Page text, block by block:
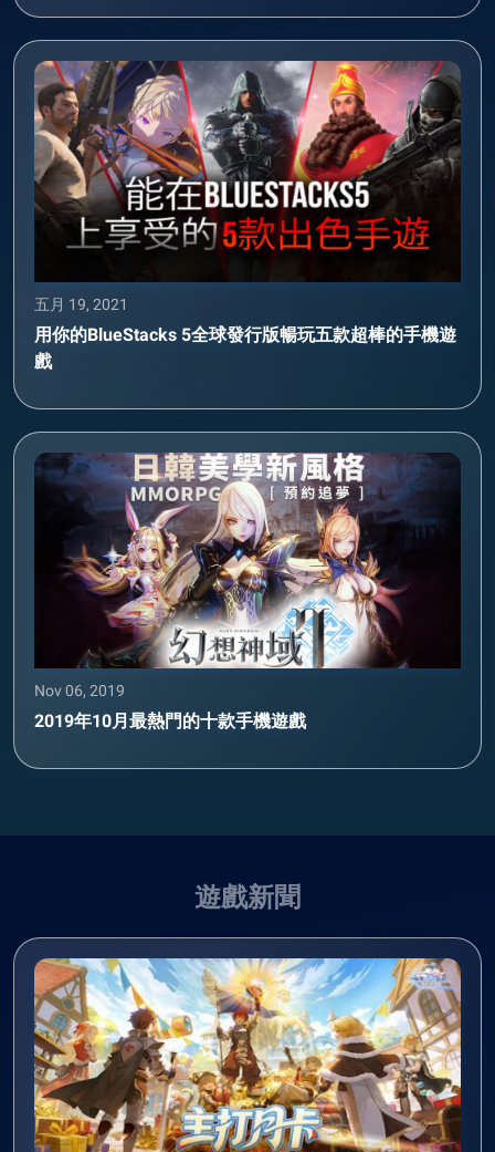
五月 19, 2021
用你的BlueStacks 5全球發行版暢玩五款超棒的手機遊
戲
Nov 06, 2019
2019年10月最熱門的十款手機遊戲
遊戲新聞